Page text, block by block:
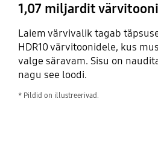
1,07 miljardit
Laiem värvivalik tagab
HDR10 värvitoonidele, kus
valge säravam. Sisu on
nagu see loodi.
* Pildid on illustreerivad.